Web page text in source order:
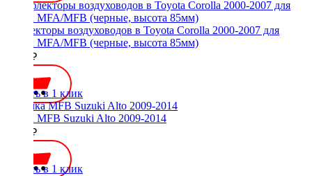
Дефлекторы воздуховодов в Toyota Corolla 2000-2007 для
рамок MFA/MFB (черные, высота 85мм)
2000 ₽
Купить в 1 клик
Рамка MFB Suzuki Alto 2009-2014
2000 ₽
Купить в 1 клик